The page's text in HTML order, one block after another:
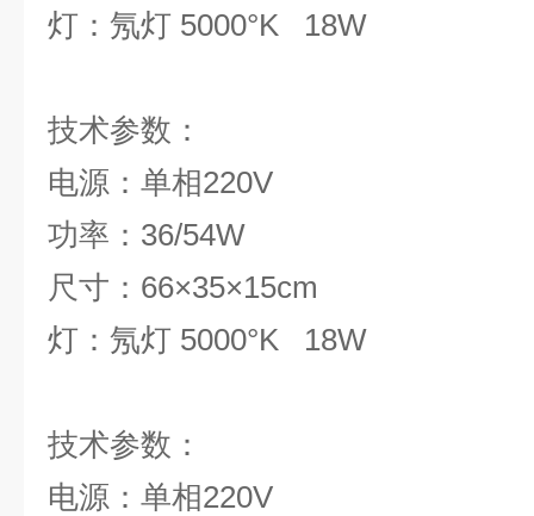
灯：氖灯 5000°K 18W
技术参
电源：单相220V
功率：36/54W
尺寸：66×35×15cm
灯：氖灯 5000°K 18W
技术参
电源：单相220V